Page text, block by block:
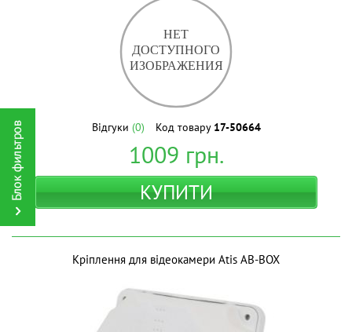
Відгуки (0) Код товару 17-50664
1009 грн.
КУПИТИ
Кріплення для відеокамери Atis AB-BOX